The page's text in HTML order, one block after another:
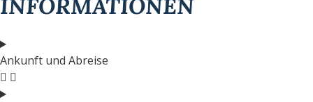
INFORMATIONEN
Ankunft und Abreise